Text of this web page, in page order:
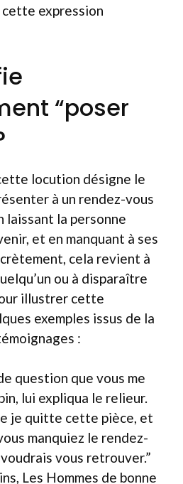
expression
“poser
locution désigne le
à un rendez-vous
laissant la personne
et en manquant à ses
cela revient à
ou à disparaître
illustrer cette
exemples issus de la
:
question que vous me
lui expliqua le relieur.
je quitte cette pièce, et
manquiez le rendez-
vous retrouver.”
Les Hommes de bonne